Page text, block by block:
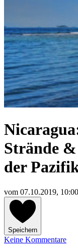
Strände
der
vom 07.10.2019,
Speichern
Keine Kommentare